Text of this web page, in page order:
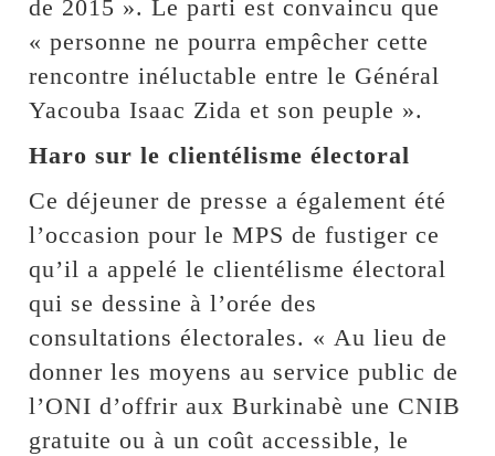
de 2015 ». Le parti est convaincu que
« personne ne pourra empêcher cette
rencontre inéluctable entre le Général
Yacouba Isaac Zida et son peuple ».
Haro sur le clientélisme électoral
Ce déjeuner de presse a également été
l’occasion pour le MPS de fustiger ce
qu’il a appelé le clientélisme électoral
qui se dessine à l’orée des
consultations électorales. « Au lieu de
donner les moyens au service public de
l’ONI d’offrir aux Burkinabè une CNIB
gratuite ou à un coût accessible, le